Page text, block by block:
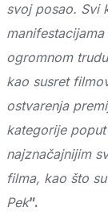
svoj posao. Svi
ogromnom
kao susret
ostvarenja
kategorije
najznačajnijim
filma, kao što
Pek”.